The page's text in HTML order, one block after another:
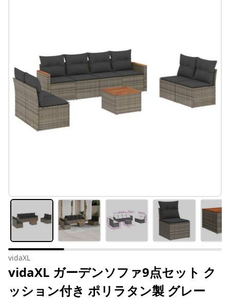
vidaXL
vidaXL ガーデンソファ9点セット ク
ッション付き ポリラタン製 グレー